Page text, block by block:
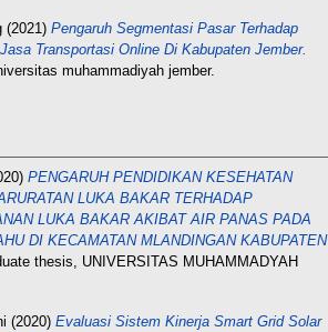
(2021) Pengaruh Segmentasi Pasar Terhadap
Transportasi Online Di Kabupaten Jember.
muhammadiyah jember.
PENGARUH PENDIDIKAN KESEHATAN
LUKA BAKAR TERHADAP
LUKA BAKAR AKIBAT AIR PANAS PADA
DI KECAMATAN MLANDINGAN KABUPATEN
thesis, UNIVERSITAS MUHAMMADYAH
(2020) Evaluasi Sistem Kinerja Smart Grid Solar